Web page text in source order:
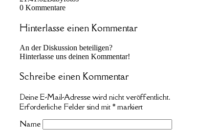
0 Kommentare
Hinterlasse einen Kommentar
An der Diskussion beteiligen?
Hinterlasse uns deinen Kommentar!
Schreibe einen Kommentar
Deine E-Mail-Adresse wird nicht veröffentlicht.
Erforderliche Felder sind mit* markiert
Name